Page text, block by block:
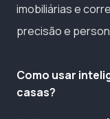
imobiliárias e
precisão e
Como usar
casas?